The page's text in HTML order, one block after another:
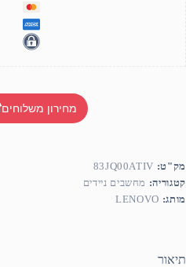
מחירון משלוחים
מק"ט: 83JQ00ATIV
קטגוריה: מחשבים ניידים
מותג: LENOVO
תיאור